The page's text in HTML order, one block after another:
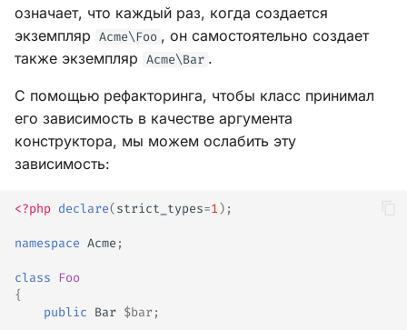
означает, что каждый раз, когда создается
экземпляр Acme\Foo , он самостоятельно создает
также экземпляр Acme\Bar .
С помощью рефакторинга, чтобы класс принимал
его зависимость в качестве аргумента
конструктора, мы можем ослабить эту
зависимость:
<?php declare(strict_types=1);
namespace Acme ;
class
Foo
{
public Bar $bar;